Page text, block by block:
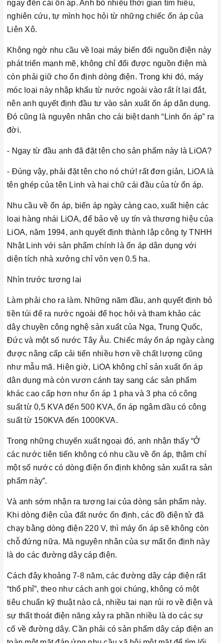
ngay đến cái ổn áp. Anh bỏ nhiều thời gian tìm hiểu,
nghiên cứu, tự mình học hỏi từ những chiếc ổn áp của
Liên Xô.
Không ngờ nhu cầu về loại máy biến đổi nguồn điện này
phát triển mạnh mẽ, không chỉ đổi được nguồn điện mà
còn phải giữ cho ổn định dòng điện. Trong khi đó, máy
móc loại này nhập khẩu từ nước ngoài vào rất ít lại đắt,
nên anh quyết định đầu tư vào sản xuất ổn áp dân dụng.
Đó cũng là nguyên nhân cho cái biệt danh “Linh ổn áp” ra
đời.
- Ngay từ đầu anh đã đặt tên cho sản phẩm này là LiOA?
- Đúng vậy, phải đặt tên cho nó chứ! rất đơn giản, LiOA là
tên ghép của tên Linh và hai chữ cái đầu của từ ổn áp.
Nhu cầu về ổn áp, biến áp ngày càng cao, xuất hiện các
loại hàng nhái LiOA, để bảo vệ uy tín và thương hiệu của
LiOA, năm 1994, anh quyết định thành lập công ty TNHH
Nhật Linh với sản phẩm chính là ổn áp dân dụng với
diện tích nhà xưởng chỉ vỏn vẹn 0.5 ha.
Nhìn trước tương lai
Làm phải cho ra làm. Những năm đầu, anh quyết định bỏ
tiền túi để ra nước ngoài để học hỏi và tham khảo các
dây chuyền công nghệ sản xuất của Nga, Trung Quốc,
Đức và một số nước Tây Âu. Chiếc máy ổn áp ngày càng
được nâng cấp cải tiến nhiều hơn về chất lượng cũng
như mẫu mã. Hiện giờ, LiOA không chỉ sản xuất ổn áp
dân dụng mà còn vươn cánh tay sang các sản phẩm
khác cao cấp hơn như ổn áp 1 pha và 3 pha có công
suất từ 0,5 KVA đến 500 KVA, ổn áp ngâm dầu có công
suất từ 150KVA đến 1000KVA.
Trong những chuyến xuất ngoại đó, anh nhận thấy “Ở
các nước tiên tiến không có nhu cầu về ổn áp, thậm chí
một số nước có dòng điện ổn định không sản xuất ra sản
phẩm này”.
Và anh sớm nhận ra tương lai của dòng sản phẩm này.
Khi dòng điện của đất nước ổn định, các đồ điện tử đã
chạy bằng dòng điện 220 V, thì máy ổn áp sẽ không còn
chỗ đứng nữa. Mà nguyên nhân của sự mất ổn định này
là do các đường dây cáp điện.
Cách đây khoảng 7-8 năm, các đường dây cáp điện rất
“thổ phỉ”, theo như cách anh gọi chúng, không có một
tiêu chuẩn kỹ thuật nào cả, nhiều tai nạn rủi ro về điện và
sự thất thoát điện năng xảy ra phần nhiều là do các sự
cố về đường dây. Cần phải có sản phẩm dây cáp điện an